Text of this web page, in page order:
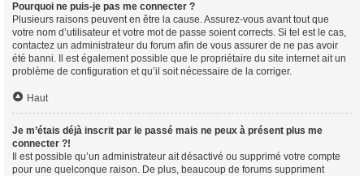
Pourquoi ne puis-je pas me connecter ?
Plusieurs raisons peuvent en être la cause. Assurez-vous avant tout que
votre nom d’utilisateur et votre mot de passe soient corrects. Si tel est le cas,
contactez un administrateur du forum afin de vous assurer de ne pas avoir
été banni. Il est également possible que le propriétaire du site internet ait un
problème de configuration et qu’il soit nécessaire de la corriger.
Haut
Je m’étais déjà inscrit par le passé mais ne peux à présent plus me
connecter ?!
Il est possible qu’un administrateur ait désactivé ou supprimé votre compte
pour une quelconque raison. De plus, beaucoup de forums suppriment